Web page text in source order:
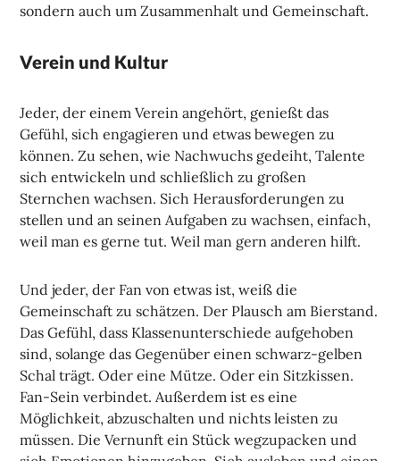
sondern auch um Zusammenhalt und Gemeinschaft.
Verein und Kultur
Jeder, der einem Verein angehört, genießt das
Gefühl, sich engagieren und etwas bewegen zu
können. Zu sehen, wie Nachwuchs gedeiht, Talente
sich entwickeln und schließlich zu großen
Sternchen wachsen. Sich Herausforderungen zu
stellen und an seinen Aufgaben zu wachsen, einfach,
weil man es gerne tut. Weil man gern anderen hilft.
Und jeder, der Fan von etwas ist, weiß die
Gemeinschaft zu schätzen. Der Plausch am Bierstand.
Das Gefühl, dass Klassenunterschiede aufgehoben
sind, solange das Gegenüber einen schwarz-gelben
Schal trägt. Oder eine Mütze. Oder ein Sitzkissen.
Fan-Sein verbindet. Außerdem ist es eine
Möglichkeit, abzuschalten und nichts leisten zu
müssen. Die Vernunft ein Stück wegzupacken und